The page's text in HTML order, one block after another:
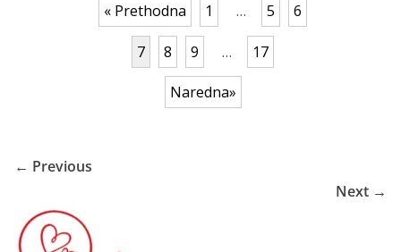
« Prethodna 1 … 5 6
7 8 9 … 17
Naredna»
← Previous
Next →